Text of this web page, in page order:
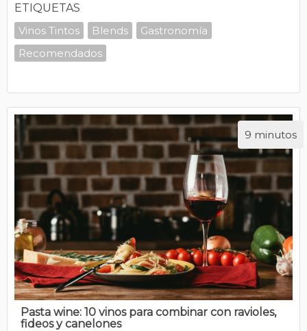
ETIQUETAS
Vinos Tintos
Blends
Gastronomía
Recomendados
9 minutos
Pasta wine: 10 vinos para combinar con ravioles,
fideos y canelones